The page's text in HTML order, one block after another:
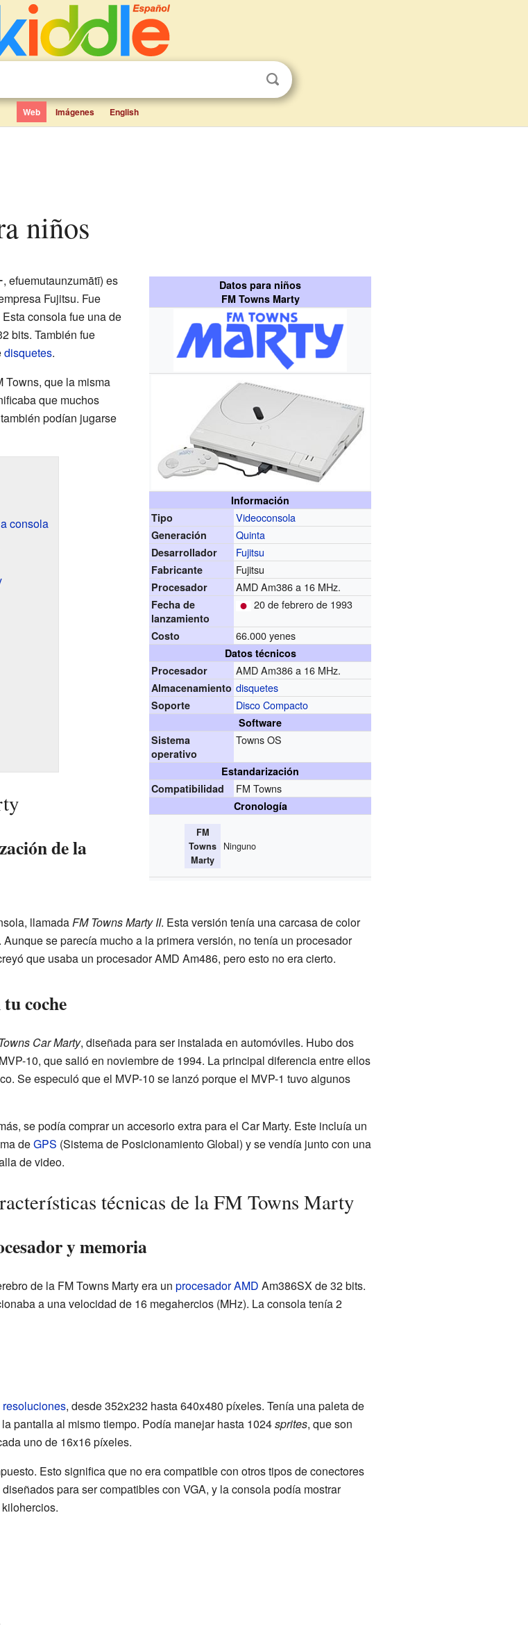
Web Imágenes English
niños
Datos para niños
FM Towns Marty
Información
Tipo
Videoconsola
Generación Quinta
Desarrollador Fujitsu
Fabricante Fujitsu
Procesador AMD Am386 a 16 MHz.
Fecha de
lanzamiento
20 de febrero de 1993
Costo 66.000 yenes
Datos técnicos
Procesador
AMD Am386 a 16 MHz.
Almacenamiento disquetes
Soporte Disco Compacto
Software
Sistema
operativo
Towns OS
Estandarización
Compatibilidad
FM Towns
Cronología
FM
Towns
Marty
Ninguno
efuemutaunzumātī) es
Fujitsu. Fue
consola fue una de
bits. También fue
disquetes.
Towns, que la misma
que muchos
podían jugarse
consola
de la
llamadaFM Towns Marty II. Esta versión tenía una carcasa de color
se parecía mucho a la primera versión, no tenía un procesador
que usaba un procesador AMD Am486, pero esto no era cierto.
coche
Car Marty, diseñada para ser instalada en automóviles. Hubo dos
10, que salió en noviembre de 1994. La principal diferencia entre ellos
Se especuló que el MVP-10 se lanzó porque el MVP-1 tuvo algunos
se podía comprar un accesorio extra para el Car Marty. Este incluía un
deGPS (Sistema de Posicionamiento Global) y se vendía junto con una
de video.
técnicas de la FM Towns Marty
y memoria
de la FM Towns Marty era un procesadorAMD Am386SX de 32 bits.
a una velocidad de 16 megahercios (MHz). La consola tenía 2
resoluciones, desde 352x232 hasta 640x480 píxeles. Tenía una paleta de
pantalla al mismo tiempo. Podía manejar hasta 1024sprites, que son
uno de 16x16 píxeles.
Esto significa que no era compatible con otros tipos de conectores
para ser compatibles con VGA, y la consola podía mostrar